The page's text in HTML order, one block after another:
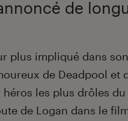
de
plus impliqué dans
de Deadpool et
les plus drôles du
de Logan dans le